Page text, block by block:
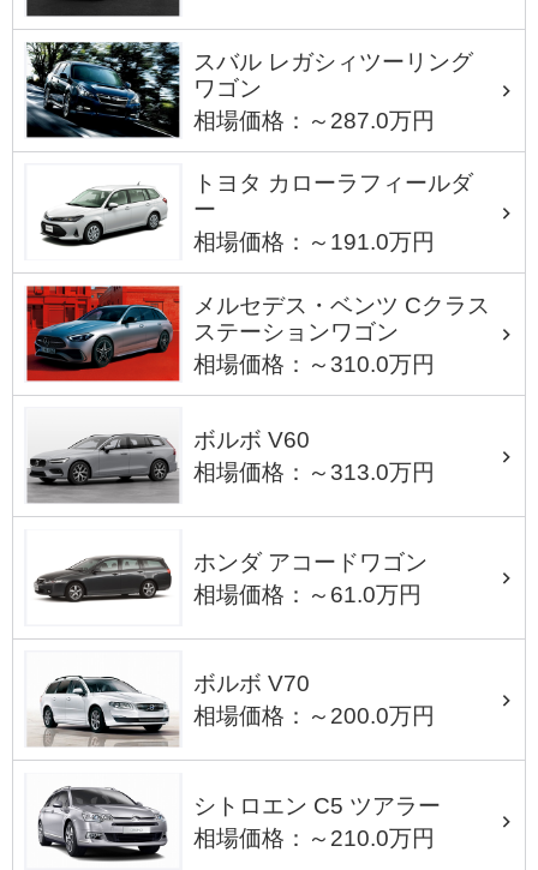
スバル レガシィツーリング
ワゴン
相場価格：～287.0万円
トヨタ カローラフィールダ
ー
相場価格：～191.0万円
メルセデス・ベンツ Cクラス
ステーションワゴン
相場価格：～310.0万円
ボルボ V60
相場価格：～313.0万円
ホンダ アコードワゴン
相場価格：～61.0万円
ボルボ V70
相場価格：～200.0万円
シトロエン C5 ツアラー
相場価格：～210.0万円